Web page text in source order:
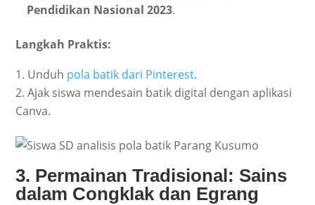
Pendidikan Nasional 2023.
Langkah Praktis:
Unduh pola batik dari Pinterest.
Ajak siswa mendesain batik digital dengan aplikasi
Canva.
3. Permainan Tradisional: Sains
dalam Congklak dan Egrang